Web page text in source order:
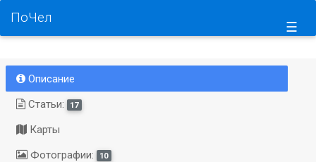
☰
ПоЧел
Описание
Статьи:
17
Карты
Фотографии:
10